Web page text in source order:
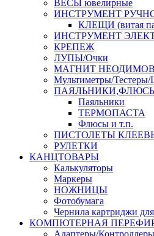
ВЕСЫ ювелирные
ИНСТРУМЕНТ
КЛЕЩИ (витая
ИНСТРУМЕНТ
КРЕПЕЖ
ЛУПЫ/Очки
МАГНИТ
Мультиметры/
Паяльники
ТЕРМОПАСТА
Флюсы и т.п.
ПИСТОЛЕТЫ
РУЛЕТКИ
КАНЦТОВАРЫ
Калькуляторы
Маркеры
НОЖНИЦЫ
Фотобумага
Чернила картриджи
КОМПЮТЕРНАЯ
Адаптеры/Контроллеры